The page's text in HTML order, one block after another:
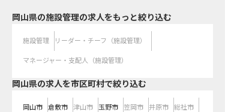
岡山県の施設管理の求人をもっと絞り込む
施設管理 リーダー・チーフ（施設管理）
マネージャー・支配人（施設管理）
岡山県の求人を市区町村で絞り込む
岡山市 倉敷市 津山市 玉野市 笠岡市 井原市 総社市